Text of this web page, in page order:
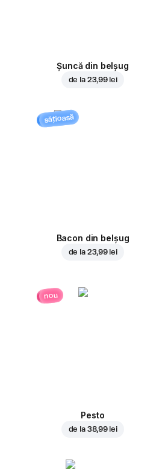
Șuncă din belșug
de la 23,99 lei
sățioasă
Bacon din belșug
de la 23,99 lei
nou
Pesto
de la 38,99 lei